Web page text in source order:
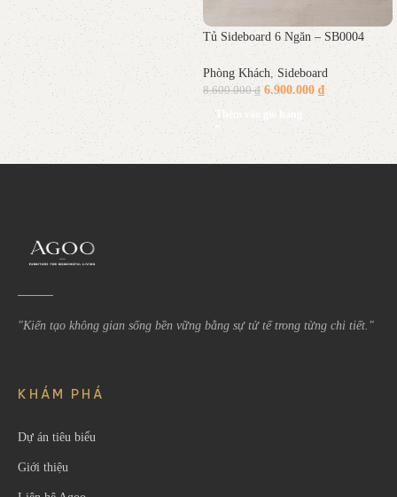
Tủ Sideboard 6 Ngăn – SB0004
Phòng Khách, Sideboard
8.600.000₫ 6.900.000 ₫
Thêm vào giỏ hàng
Read More
"Kiến tạo không gian sống bền vững bằng sự tử tế trong từng chi tiết."
KHÁM PHÁ
Dự án tiêu biểu
Giới thiệu